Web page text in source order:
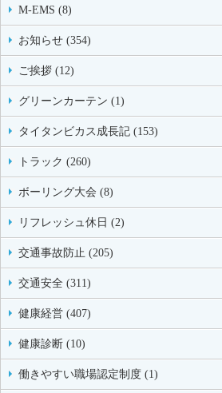
M-EMS (8)
お知らせ (354)
ご挨拶 (12)
グリーンカーテン (1)
タイタンビカス成長記 (153)
トラック (260)
ボーリング大会 (8)
リフレッシュ休日 (2)
交通事故防止 (205)
交通安全 (311)
健康経営 (407)
健康診断 (10)
働きやすい職場認定制度 (1)